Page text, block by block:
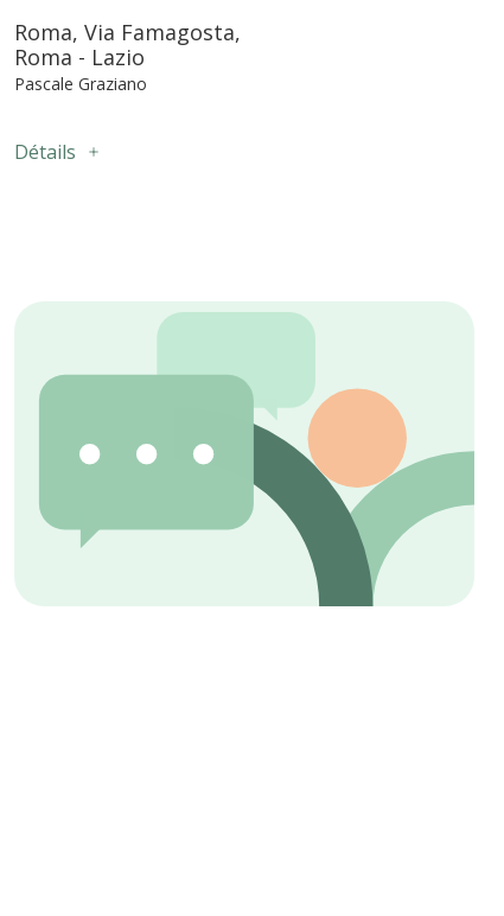
Roma, Via Famagosta,
Roma - Lazio
Pascale Graziano
Détails